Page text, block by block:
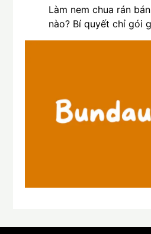
Làm nem chua rán
nào? Bí quyết chỉ gói